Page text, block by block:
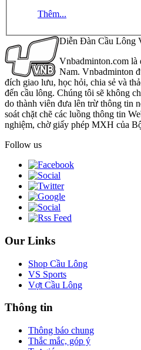
Thêm...
Diễn Đàn Cầu Lông
Vnbadminton.com là
Nam. Vnbadminton
đích giao lưu, học hỏi, chia sẻ và
đến cầu lông. Chúng tôi sẽ không
do thành viên đưa lên trừ thông tin
soát chặt chẽ các luồng thông tin
nghiệm, chờ giấy phép MXH của
Follow us
Our Links
Shop Cầu Lông
VS Sports
Vợt Cầu Lông
Thông tin
Thông báo chung
Thắc mắc, góp ý